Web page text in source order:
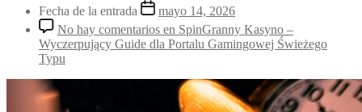
Fecha de la entrada
mayo 14, 2026
No hay comentarios en SpinGranny Kasyno –
Wyczerpujący Guide dla Portalu Gamingowej Świeżego
Typu